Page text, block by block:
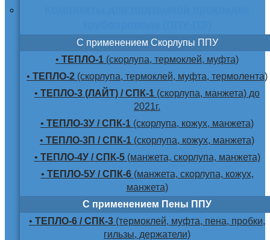
С применением Скорлупы ППУ
• ТЕПЛО-1 (скорлупа, термоклей, муфта)
• ТЕПЛО-2 (скорлупа, термоклей, муфта, термолента)
• ТЕПЛО-3 (ЛАЙТ) / СПК-1 (скорлупа, манжета) до
2021г.
• ТЕПЛО-3У / СПК-1 (скорлупа, кожух, манжета)
• ТЕПЛО-3П / СПК-1 (скорлупа, кожух, манжета)
• ТЕПЛО-4У / СПК-5(манжета, скорлупа, манжета)
• ТЕПЛО-5У / СПК-6(манжета, скорлупа, кожух,
манжета)
С применением Пены ППУ
• ТЕПЛО-6 / СПК-3 (термоклей, муфта, пена, пробки,
гильзы, держатели)